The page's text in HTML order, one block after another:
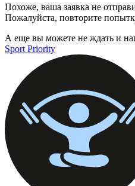
Похоже, ваша заявка не
Пожалуйста, повторите
А еще вы можете не ждать и
Sport Priority